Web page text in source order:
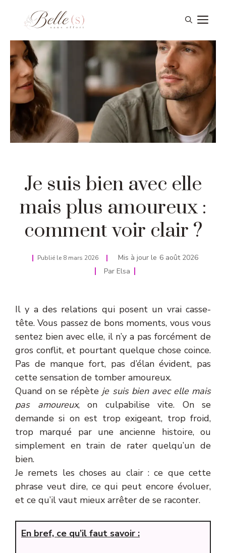
Je suis bien avec elle
mais plus amoureux :
comment voir clair ?
Publié le 8 mars 2026 Mis à jour le 6 août 2026
Par Elsa
Il y a des relations qui posent un vrai casse-
tête. Vous passez de bons moments, vous vous
sentez bien avec elle, il n’y a pas forcément de
gros conflit, et pourtant quelque chose coince.
Pas de manque fort, pas d’élan évident, pas
cette sensation de tomber amoureux.
Quand on se répète je suis bien avec elle mais
pas amoureux, on culpabilise vite. On se
demande si on est trop exigeant, trop froid,
trop marqué par une ancienne histoire, ou
simplement en train de rater quelqu’un de
bien.
Je remets les choses au clair : ce que cette
phrase veut dire, ce qui peut encore évoluer,
et ce qu’il vaut mieux arrêter de se raconter.
En bref, ce qu’il faut savoir :